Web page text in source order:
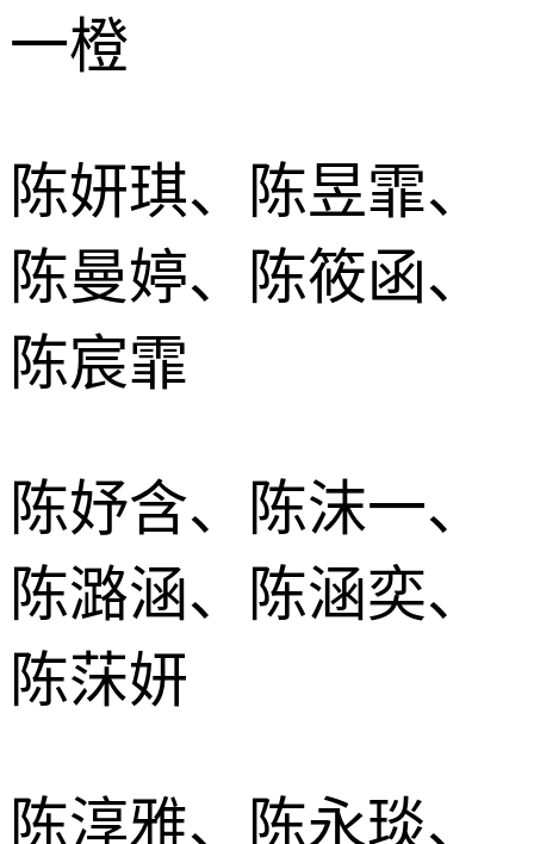
一橙
陈妍琪、陈昱霏、
陈曼婷、陈筱函、
陈宸霏
陈妤含、陈沫一、
陈潞涵、陈涵奕、
陈莯妍
陈淳雅、陈永琰、